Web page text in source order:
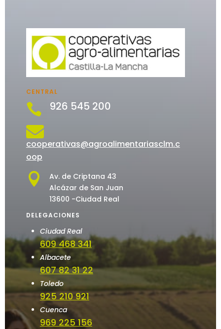
CENTRAL
 926 545 200

cooperativas@agroalimentariasclm.c
oop

Av. de Criptana 43
Alcázar de San Juan
13600 -Ciudad Real
DELEGACIONES
Ciudad Real
609 468 341
Albacete
607 82 31 22
Toledo
925 210 921
Cuenca
969 225 156